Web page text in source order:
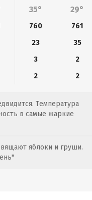
35° 29°
760
761
23
35
3
2
2 2
Температура
в самые жаркие
яблоки и груши.